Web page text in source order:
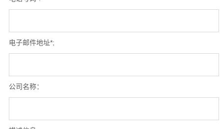
电子邮件地址*;
公司名称：